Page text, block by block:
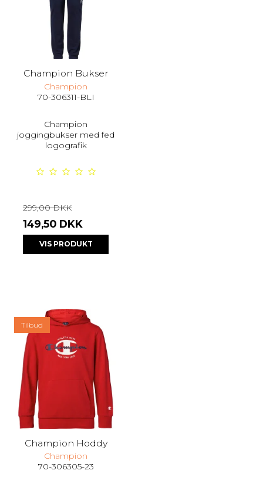
Champion Bukser
Champion
70-306311-BLI
Champion
joggingbukser med fed
logografik
299,00 DKK
149,50 DKK
VIS PRODUKT
Tilbud
Champion Hoddy
Champion
70-306305-23